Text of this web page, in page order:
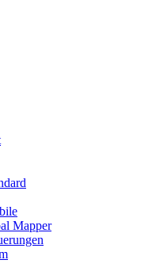
Mapper